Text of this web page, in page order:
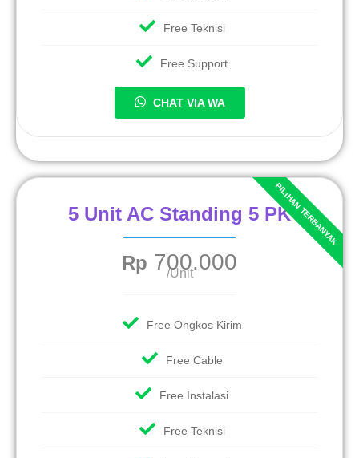
Free Teknisi
Free Support
CHAT VIA WA
5 Unit AC Standing 5 PK
Rp 700.000
/Unit
Free Ongkos Kirim
Free Cable
Free Instalasi
Free Teknisi